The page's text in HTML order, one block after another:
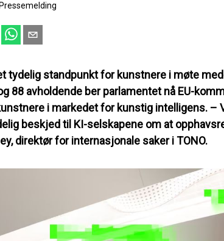
Pressemelding
tydelig standpunkt for kunstnere i møte
88 avholdende ber parlamentet nå EU-
i markedet for kunstig intelligens. –
beskjed til KI-selskapene om at
direktør for internasjonale saker i TONO.